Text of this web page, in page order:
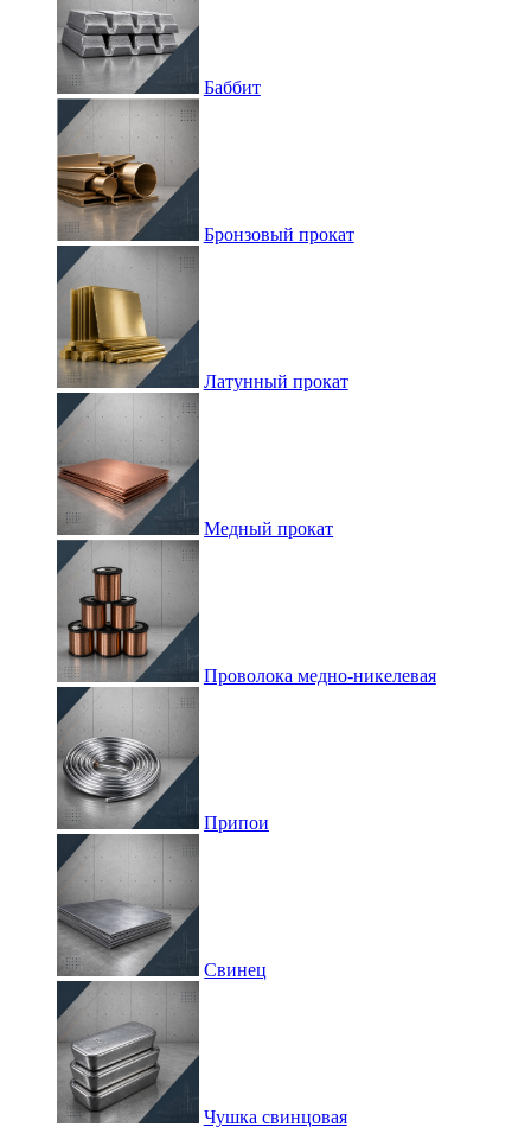
Баббит
Бронзовый прокат
Латунный прокат
Медный прокат
Проволока медно-никелевая
Припои
Свинец
Чушка свинцовая